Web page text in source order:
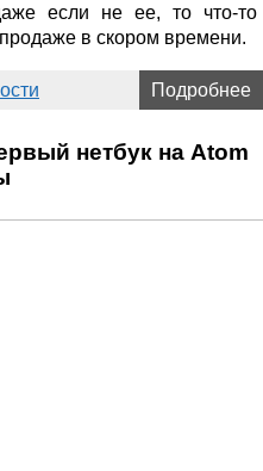
если не ее, то что-то
в скором времени.
Подробнее
нетбук на Atom